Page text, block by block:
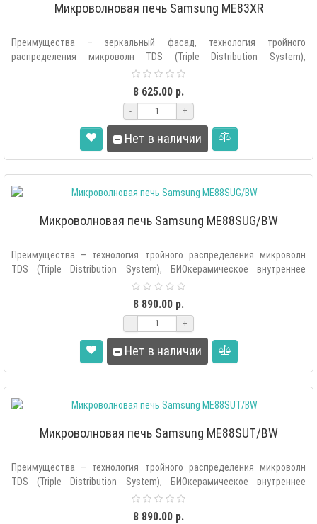
Микроволновая печь Samsung ME83XR
Преимущества – зеркальный фасад, технология тройного
распределения микроволн TDS (Triple Distribution System),
БИОкерамическое внутреннее..
8 625.00 р.
- +
Нет в наличии
Микроволновая печь Samsung ME88SUG/BW
Преимущества – технология тройного распределения микроволн
TDS (Triple Distribution System), БИОкерамическое внутреннее
8 890.00 р.
- +
Нет в наличии
Микроволновая печь Samsung ME88SUT/BW
Преимущества – технология тройного распределения микроволн
TDS (Triple Distribution System), БИОкерамическое внутреннее
8 890.00 р.